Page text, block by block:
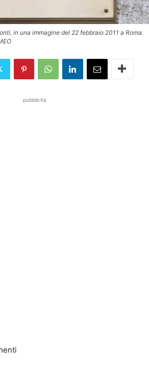
in una immagine del 22 febbraio 2011 a Roma.
pubblicità